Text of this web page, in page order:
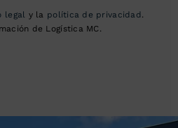
legal y la política de privacidad .
de Logística MC.